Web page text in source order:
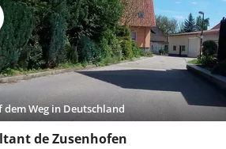
dem Weg in Deutschland
de Zusenhofen